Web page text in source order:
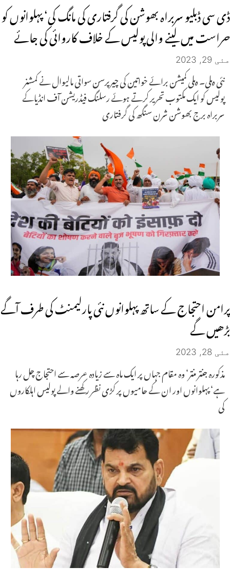
ڈی سی ڈبلیو سربراہ بھوشن کی گرفتاری کی مانگ کی‘ پہلوانوں کو
حراست میں لینے والی پولیس کے خلاف کاروائی کی جائے
مئی 29, 2023
نئی دہلی۔ دہلی کمیشن برائے خواتین کی چیرپرسن سواتی مالیوال نے کمشنر
پولیس کو ایک مکتوب تحریر کرتے ہوئے رسلنگ فیڈریشن آف انڈیاکے
سربراہ برج بھوشن شرن سنگھ کی گرفتاری
پرامن احتجاج کے ساتھ پہلوانوں نئی پارلیمنٹ کی طرف آگے
بڑھیں گے
مئی 28, 2023
مذکورہ جنتر منتر‘ وہ مقام جہاں پر ایک ماہ سے زیادہ عرصہ سے احتجاج چل رہا
ہے‘ پہلوانوں اور ان کے حامیوں پر کڑی نظر رکھنے والے پولیس اہلکاروں
کی